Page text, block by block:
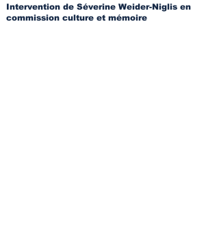
Intervention de Séverine Weider-Niglis en
commission culture et mémoire